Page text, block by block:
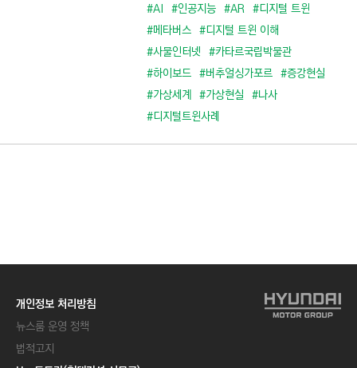
#AI #인공지능 #AR #디지털 트윈
#메타버스 #디지털 트윈 이해
#사물인터넷 #카타르국립박물관
#하이보드 #버추얼싱가포르 #증강현실
#가상세계 #가상현실 #나사
#디지털트윈사례
개인정보 처리방침
뉴스룸 운영 정책
법적고지